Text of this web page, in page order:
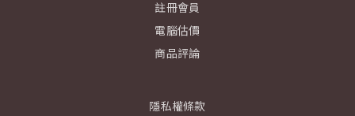
註冊會員
電腦估價
商品評論
隱私權條款